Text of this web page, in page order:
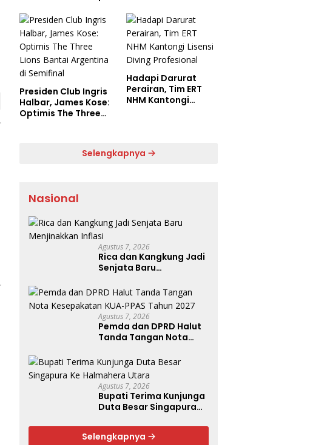
Presiden Club Ingris
Halbar, James Kose:
Optimis The Three
Hadapi Darurat
Perairan, Tim ERT
NHM Kantongi
Selengkapnya
Nasional
Agustus 7, 2026
Rica dan Kangkung Jadi
Senjata Baru
Agustus 7, 2026
Pemda dan DPRD Halut
Tanda Tangan Nota
Tahun 2027
Agustus 7, 2026
Bupati Terima Kunjunga
Duta Besar Singapura
Selengkapnya